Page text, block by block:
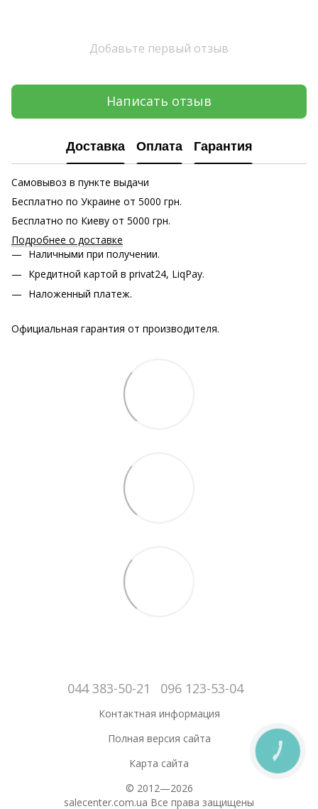
Добавьте первый отзыв
Написать отзыв
Доставка Оплата Гарантия
Самовывоз в пункте выдачи
Бесплатно по Украине от 5000 грн.
Бесплатно по Киеву от 5000 грн.
Подробнее о доставке
Наличными при получении.
Кредитной картой в privat24, LiqPay.
Наложенный платеж.
Официальная гарантия от производителя.
044 383-50-21 096 123-53-04
Контактная информация
Полная версия сайта
Карта сайта
© 2012—2026
salecenter.com.ua Все права защищены
КНОПКА
ЗВ'ЯЗКУ